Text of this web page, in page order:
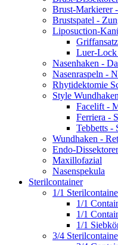
Brust-Markierer
Brustspatel -
Liposuction-
Luer-
Nasenhaken -
Nasenraspeln -
Rhytidektomie
Style
Facelift -
Ferriera -
Tebbetts -
Wundhaken -
Endo-
Maxillofazial
Nasenspekula
Sterilcontainer
1/1
1/1
1/1
1/1
3/4